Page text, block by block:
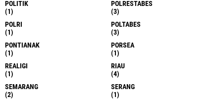
POLITIK
(1)
POLRESTABES
(3)
POLRI
(1)
POLTABES
(3)
PONTIANAK
(1)
PORSEA
(1)
REALIGI
(1)
RIAU
(4)
SEMARANG
(2)
SERANG
(1)